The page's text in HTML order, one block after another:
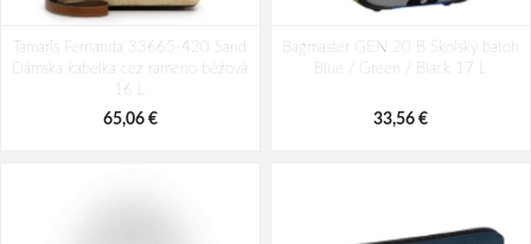
Tamaris Fernanda 33665-420 Sand
Dámska kabelka cez rameno béžová
16 L
65,06 €
Bagmaster GEN 20 B Školský batoh
Blue / Green / Black 17 L
33,56 €